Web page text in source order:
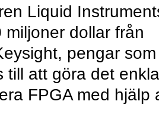
Liquid
miljoner dollar från
pengar som
till att göra det
FPGA med hjälp